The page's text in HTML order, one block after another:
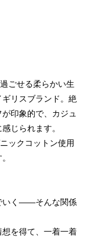
ごせる柔らかい生
リスブランド。絶
印象的で、カジュ
じられます。
ックコットン使用
いく――そんな関係
を得て、一着一着